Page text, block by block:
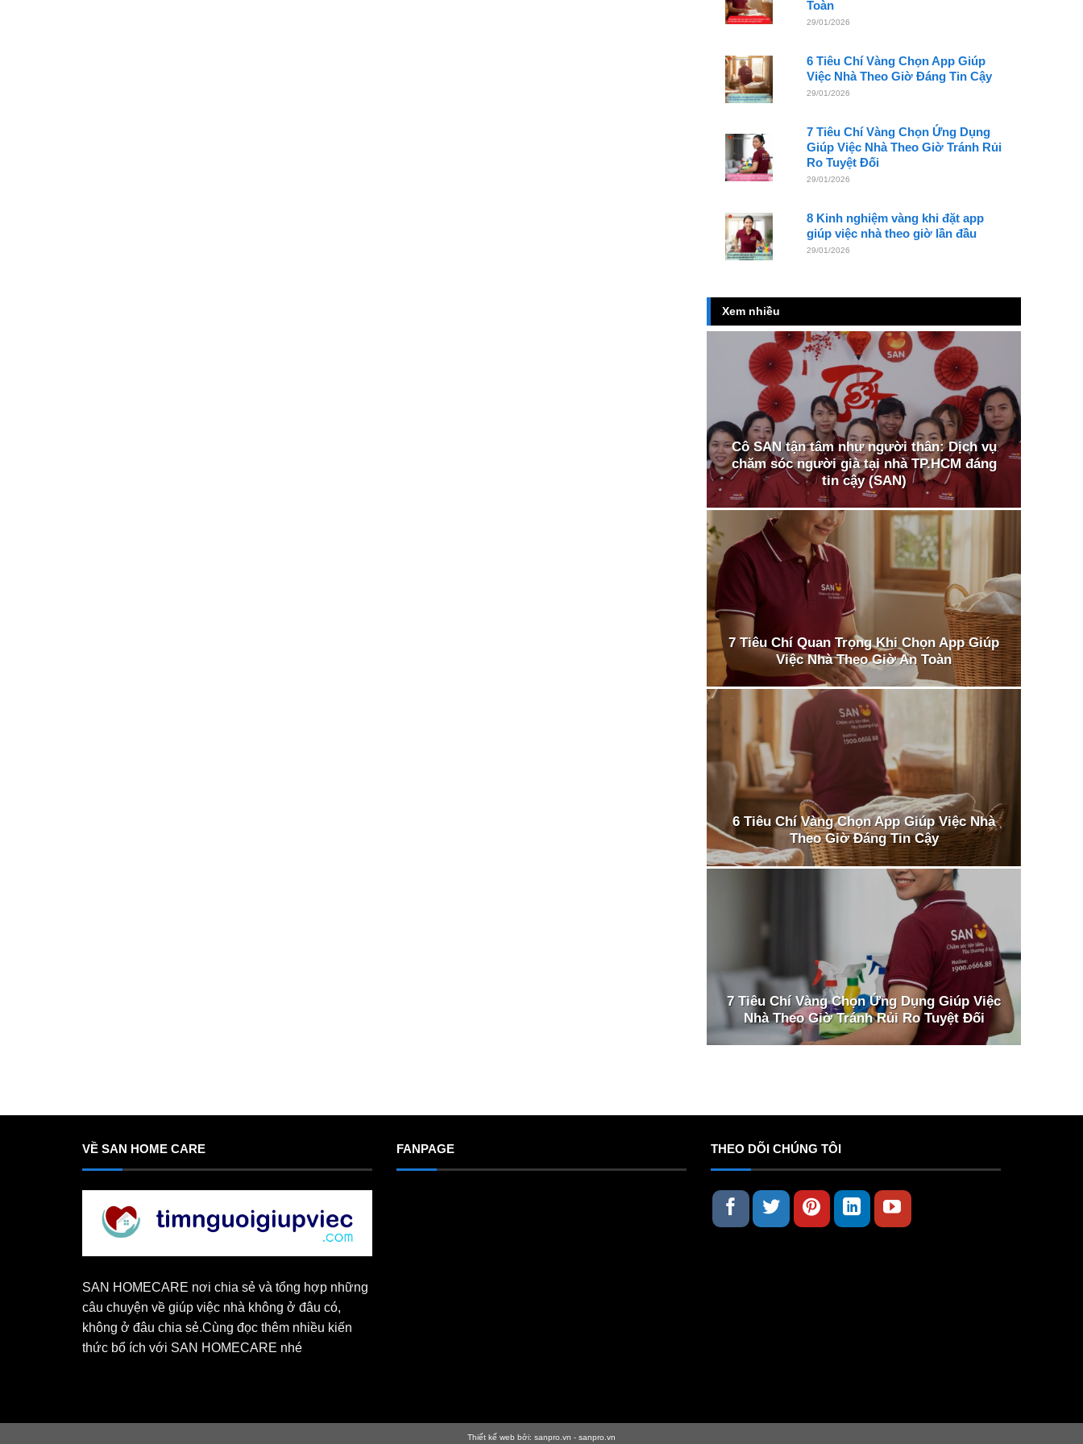
Toàn
29/01/2026
6 Tiêu Chí Vàng Chọn App Giúp
Việc Nhà Theo Giờ Đáng Tin Cậy
29/01/2026
7 Tiêu Chí Vàng Chọn Ứng Dụng
Giúp Việc Nhà Theo Giờ Tránh Rủi
Ro Tuyệt Đối
29/01/2026
8 Kinh nghiệm vàng khi đặt app
giúp việc nhà theo giờ lần đầu
29/01/2026
Xem nhiều
Cô SAN tận tâm như người thân: Dịch vụ
chăm sóc người già tại nhà TP.HCM đáng
tin cậy (SAN)
7 Tiêu Chí Quan Trọng Khi Chọn App Giúp
Việc Nhà Theo Giờ An Toàn
6 Tiêu Chí Vàng Chọn App Giúp Việc Nhà
Theo Giờ Đáng Tin Cậy
7 Tiêu Chí Vàng Chọn Ứng Dụng Giúp Việc
Nhà Theo Giờ Tránh Rủi Ro Tuyệt Đối
VỀ SAN HOME CARE
SAN HOMECARE nơi chia sẻ và tổng hợp những
câu chuyện về giúp việc nhà không ở đâu có,
không ở đâu chia sẻ.Cùng đọc thêm nhiều kiến
thức bổ ích với SAN HOMECARE nhé
FANPAGE THEO DÕI CHÚNG TÔI
Thiết kế web bởi: sanpro.vn - sanpro.vn